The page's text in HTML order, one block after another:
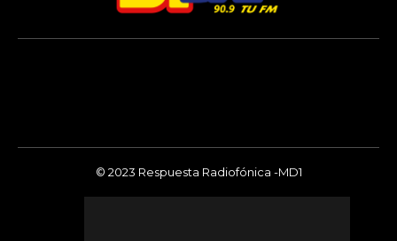
© 2023 Respuesta Radiofónica -MD1